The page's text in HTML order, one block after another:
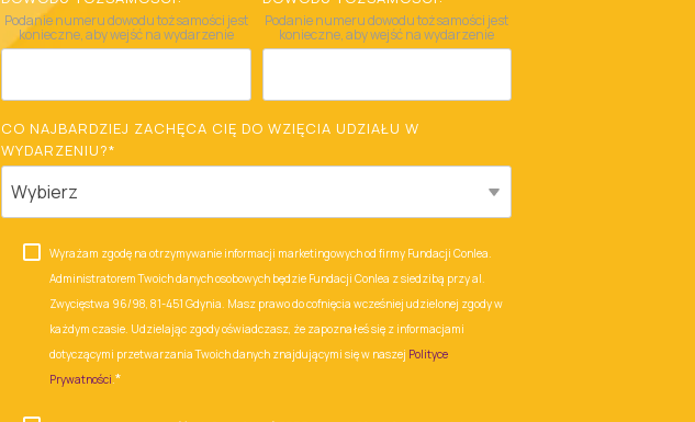
Podanie numeru dowodu tożsamości jest
konieczne, aby wejść na wydarzenie
Podanie numeru dowodu tożsamości jest
konieczne, aby wejść na wydarzenie
CO NAJBARDZIEJ ZACHĘCA CIĘ DO WZIĘCIA UDZIAŁU W
WYDARZENIU?*
Wyrażam zgodę na otrzymywanie informacji marketingowych od firmy Fundacji Conlea.
Administratorem Twoich danych osobowych będzie Fundacji Conlea z siedzibą przy al.
Zwycięstwa 96/98, 81-451 Gdynia. Masz prawo do cofnięcia wcześniej udzielonej zgody w
każdym czasie. Udzielając zgody oświadczasz, że zapoznałeś się z informacjami
dotyczącymi przetwarzania Twoich danych znajdującymi się w naszej Polityce
Prywatności.*